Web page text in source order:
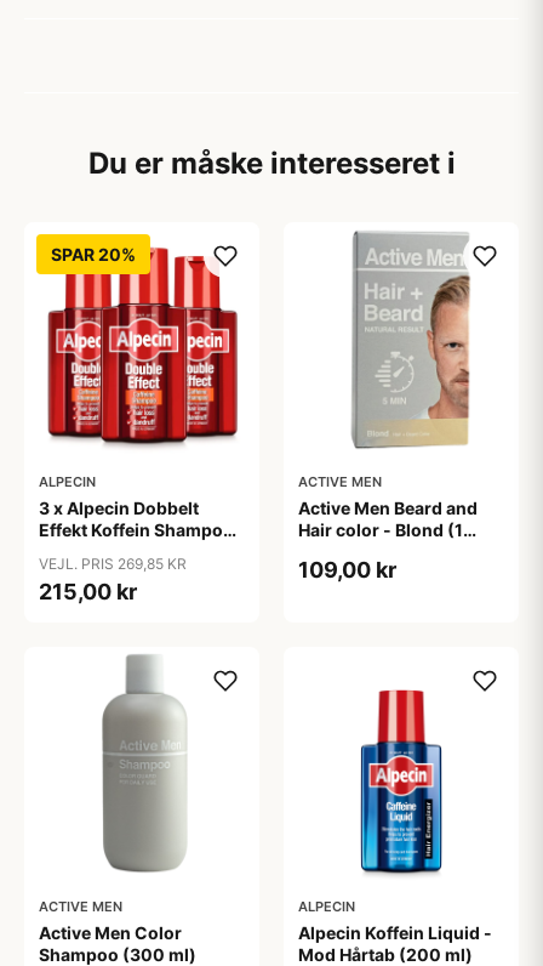
Du er måske interesseret i
SPAR 20%
ALPECIN
3 x Alpecin Dobbelt
Effekt Koffein Shampoo
VEJL. PRIS 269,85 KR
215,00 kr
ACTIVE MEN
Active Men Beard and
Hair color - Blond (1
109,00 kr
ACTIVE MEN
Active Men Color
Shampoo (300 ml)
ALPECIN
Alpecin Koffein Liquid -
Mod Hårtab (200 ml)